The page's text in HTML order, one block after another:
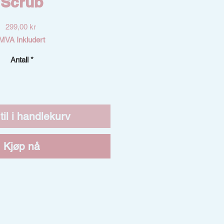
299,00 krPris
Inkludert
Antall *
i handlekurv
Kjøp nå